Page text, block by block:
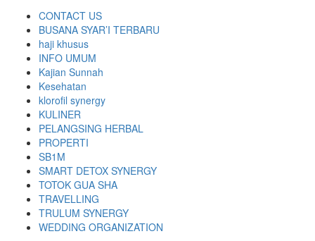
CONTACT US
BUSANA SYAR’I TERBARU
haji khusus
INFO UMUM
Kajian Sunnah
Kesehatan
klorofil synergy
KULINER
PELANGSING HERBAL
PROPERTI
SB1M
SMART DETOX SYNERGY
TOTOK GUA SHA
TRAVELLING
TRULUM SYNERGY
WEDDING ORGANIZATION